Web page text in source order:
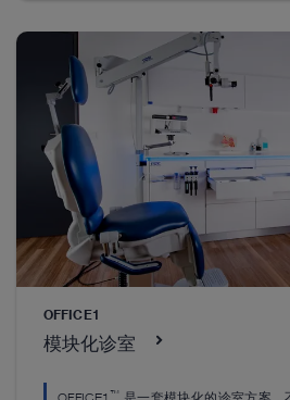
吊塔
微创手术所需的必备产品包括设备、
图像显示设备。
双胎输血综合征
从各种不同规格的产品中，选择适
的器械。
进入在线产品目录查看详细
VITOM 阴道镜
基础设备：阴道镜检查用 VITOM
颈环形电切术（LEEP）用器械。
经阴道内镜手术
经阴道内镜器械套件，用于在门
性生殖系统的内窥镜检查。
进入在线产品目录查看详
腹腔镜培训
熟习更多卡尔史托斯培训设备的应用
镜下的操作及缝合技能。
进入在线产品目录查看详细
OFFICE1
模块化诊室
™